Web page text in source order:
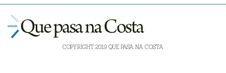
COPYRIGHT 2019 QUE PASA NA COSTA